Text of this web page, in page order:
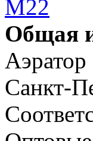
Общая
Санкт-